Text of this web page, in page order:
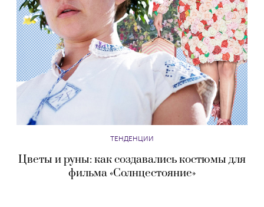
ТЕНДЕНЦИИ
Цветы и руны: как создавались костюмы для
фильма «Солнцестояние»